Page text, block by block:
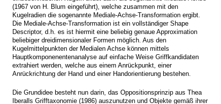
(1967 von H. Blum eingeführt), welche zusammen mit den
Kugelradien die sogenannte Mediale-Achse-Transformation ergibt.
Die Mediale-Achse-Transformation ist ein vollständiger Shape
Descriptor, d.h. es ist hiermit eine beliebig genaue Approximation
beliebiger dreidimensionaler Formen möglich. Aus den
Kugelmittelpunkten der Medialen Achse können mittels
Hauptkomponenentenanalyse auf einfache Weise Griffkandidaten
extrahiert werden, welche aus einem Anrückpunkt, einer
Anrückrichtung der Hand und einer Handorientierung bestehen.
Die Grundidee besteht nun darin, das Oppositionsprinzip aus Thea
Iberalls Grifftaxonomie (1986) auszunutzen und Objekte gemäß ihrer